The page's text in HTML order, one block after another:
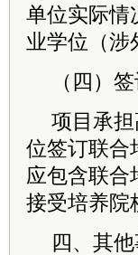
单位实际情
业学位（涉
（四）
项目承
位签订联合
应包含联合
接受培养院
四、其